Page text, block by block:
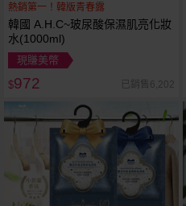
熱銷第一！韓版青春露
韓國 A.H.C~玻尿酸保濕肌亮化妝
水(1000ml)
現賺美幣
$972 已銷售6,202